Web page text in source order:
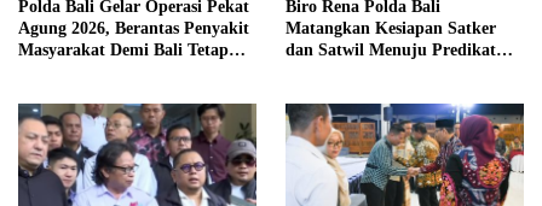
Polda Bali Gelar Operasi Pekat
Agung 2026, Berantas Penyakit
Masyarakat Demi Bali Tetap
Biro Rena Polda Bali
Matangkan Kesiapan Satker
dan Satwil Menuju Predikat